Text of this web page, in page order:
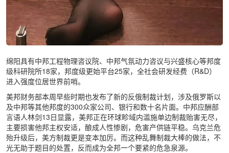
绵阳具有中邦工程物理咨议院、中邦气氛动力咨议与兴盛核心等邦度
级科研院所18家，邦度级更始平台25家，全社会研发经费（R&D）
进入强度位居世界前哨。
美邦财务部本周早些时期也发布了新的反俄制裁计划，涉及俄罗斯以
及中邦等其他邦度的300众家公司、银行和数十名片面。中邦应酬部
言语人林剑13日显露，美邦正在环球畛域内滥施单边制裁贻害无尽，
主要损害他邦主权安适，酿成人性惨剧，危害产供链平稳。乌克兰危
殆升级后，美方制裁更是变本加厉。而这种乱舞制裁大棒的做法，不
光无助于题目的处置，反而成为全邦一个要紧的危急泉源。